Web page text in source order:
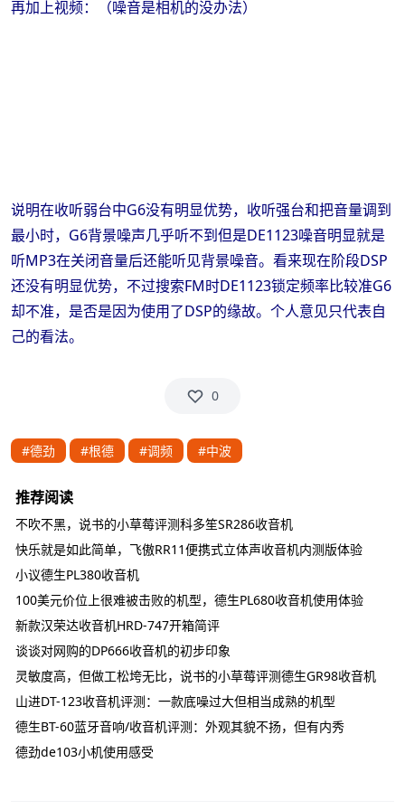
再加上视频：（噪音是相机的没办法）
说明在收听弱台中G6没有明显优势，收听强台和把音量调到
最小时，G6背景噪声几乎听不到但是DE1123噪音明显就是
听MP3在关闭音量后还能听见背景噪音。看来现在阶段DSP
还没有明显优势，不过搜索FM时DE1123锁定频率比较准G6
却不准，是否是因为使用了DSP的缘故。个人意见只代表自
己的看法。
0
#德劲 #根德 #调频 #中波
推荐阅读
不吹不黑，说书的小草莓评测科多笙SR286收音机
快乐就是如此简单，飞傲RR11便携式立体声收音机内测版体验
小议德生PL380收音机
100美元价位上很难被击败的机型，德生PL680收音机使用体验
新款汉荣达收音机HRD-747开箱简评
谈谈对网购的DP666收音机的初步印象
灵敏度高，但做工松垮无比，说书的小草莓评测德生GR98收音机
山进DT-123收音机评测：一款底噪过大但相当成熟的机型
德生BT-60蓝牙音响/收音机评测：外观其貌不扬，但有内秀
德劲de103小机使用感受